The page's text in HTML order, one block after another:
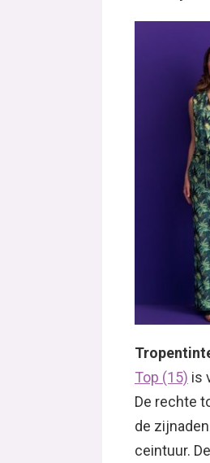
Top (15) is
De rechte
de
ceintuur.